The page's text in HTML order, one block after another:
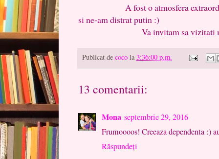
A fost o atmosfera
si ne-am distrat putin :)
Va invitam sa vizitati
Publicat de coco la3:36:00 p.m.
13 comentarii:
Mona septembrie 29, 2016
Frumoooos! Creeaza dependenta :)
Răspundeți